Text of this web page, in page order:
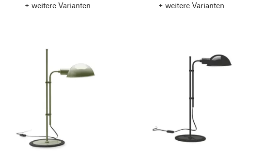
+ weitere Varianten
+ weitere Varianten